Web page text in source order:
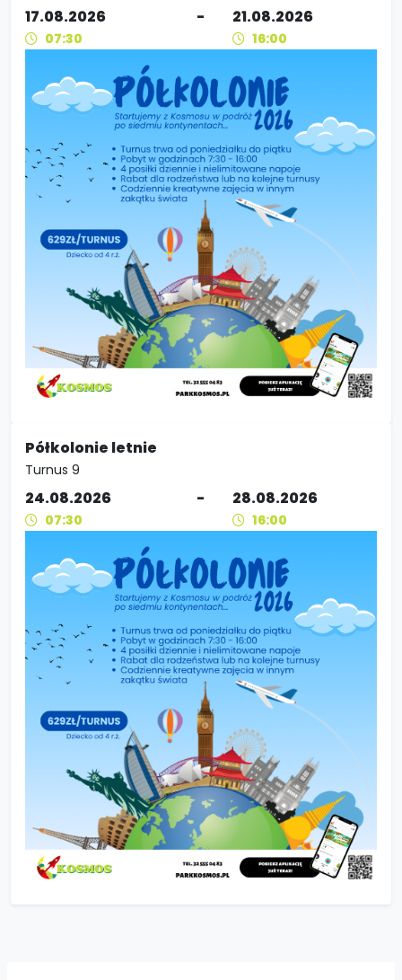
17.08.2026
07:30
- 21.08.2026
16:00
Półkolonie letnie
Turnus 9
24.08.2026
07:30
- 28.08.2026
16:00